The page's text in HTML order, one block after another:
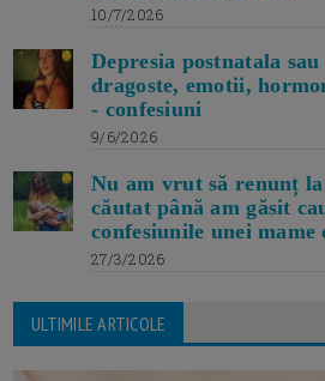
10/7/2026
Depresia postnatala
dragoste, emotii,
- confesiuni
9/6/2026
Nu am vrut să renunț
căutat până am găsit
confesiunile unei mame
27/3/2026
ULTIMILE ARTICOLE